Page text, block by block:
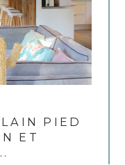
PIED
ET